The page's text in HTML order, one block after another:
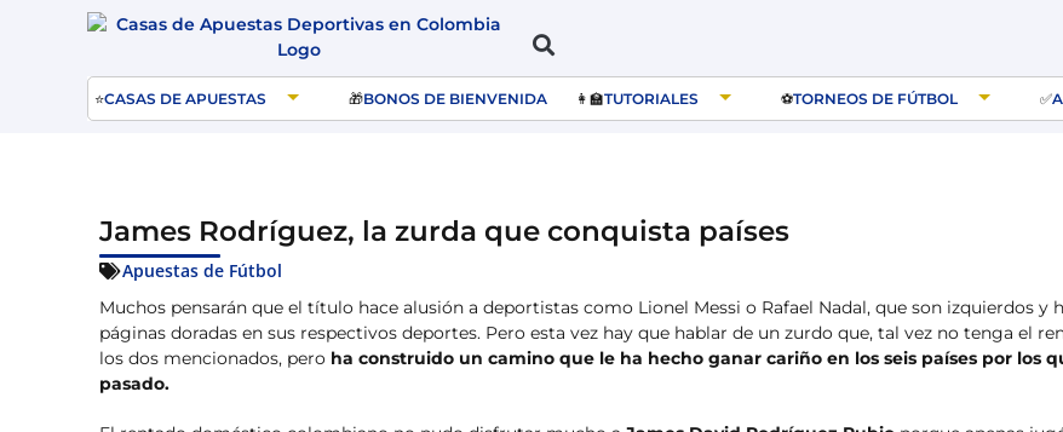
⭐CASAS DE APUESTAS 🎁BONOS DE BIENVENIDA 👩‍🏫TUTORIALES ⚽️TORNEOS DE FÚTBOL ✅
James Rodríguez, la zurda que conquista países
Apuestas de Fútbol
Muchos pensarán que el título hace alusión a deportistas como Lionel Messi o Rafael Nadal, que son izquierdos y
páginas doradas en sus respectivos deportes. Pero esta vez hay que hablar de un zurdo que, tal vez no tenga el
los dos mencionados, pero ha construido un camino que le ha hecho ganar cariño en los seis países por los
pasado.